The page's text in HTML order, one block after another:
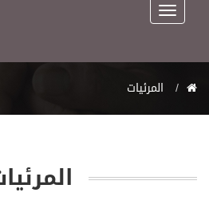
Toggle
navigation
المرئيات